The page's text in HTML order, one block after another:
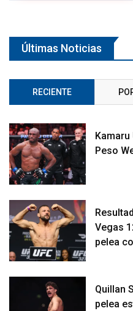
Últimas Noticias
RECIENTE
Peso
Vegas
pelea
Quillan
pelea